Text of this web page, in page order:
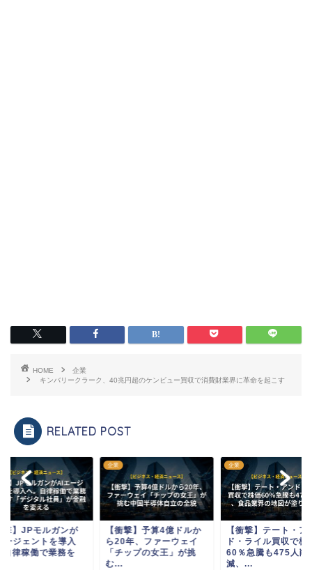
HOME
企業
キンバリークラーク、40兆円超のケンビュー買収で消費財業界に革命を起こす
RELATED POST
撃】JPモルガンが
ージェントを導入
自律稼働で業務を
企業
【衝撃】予算4億ドルか
ら20年、ファーウェイ
「チップの女王」が挑
む...
企業
【衝撃】テート・ア
ド・ライル買収で株
60％急騰も475人削
減、...